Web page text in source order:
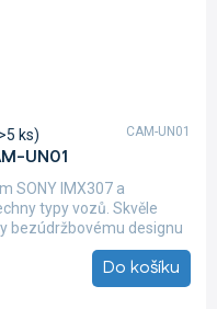
UN01
ks)
Do košíku
SONY IMX307 a
typy vozů. Skvěle
bezúdržbovému designu
CAM-UN01